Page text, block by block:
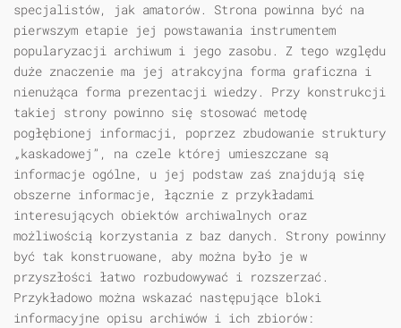
specjalistów, jak amatorów. Strona powinna być na
pierwszym etapie jej powstawania instrumentem
popularyzacji archiwum i jego zasobu. Z tego względu
duże znaczenie ma jej atrakcyjna forma graficzna i
nienużąca forma prezentacji wiedzy. Przy konstrukcji
takiej strony powinno się stosować metodę
pogłębionej informacji, poprzez zbudowanie struktury
„kaskadowej”, na czele której umieszczane są
informacje ogólne, u jej podstaw zaś znajdują się
obszerne informacje, łącznie z przykładami
interesujących obiektów archiwalnych oraz
możliwością korzystania z baz danych. Strony powinny
być tak konstruowane, aby można było je w
przyszłości łatwo rozbudowywać i rozszerzać.
Przykładowo można wskazać następujące bloki
informacyjne opisu archiwów i ich zbiorów: